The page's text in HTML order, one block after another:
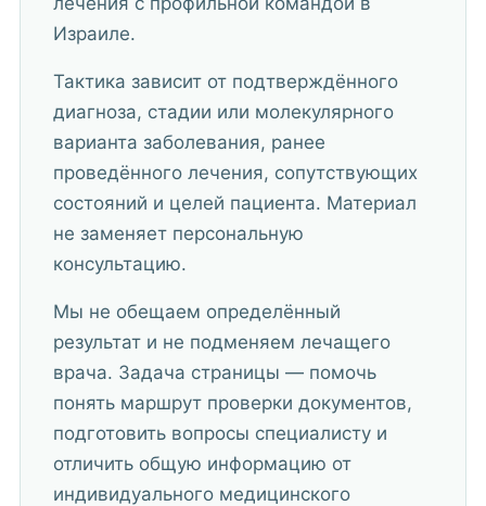
Израиле.
Тактика зависит от подтверждённого
диагноза, стадии или молекулярного
варианта заболевания, ранее
проведённого лечения, сопутствующих
состояний и целей пациента. Материал
не заменяет персональную
консультацию.
Мы не обещаем определённый
результат и не подменяем лечащего
врача. Задача страницы — помочь
понять маршрут проверки документов,
подготовить вопросы специалисту и
отличить общую информацию от
индивидуального медицинского